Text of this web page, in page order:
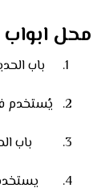
محل
باب
يُستخدم
باب